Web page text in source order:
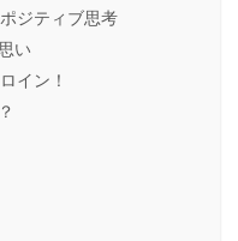
ジティブ思考
い
イン！